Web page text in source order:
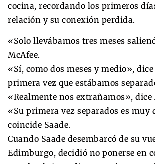
cocina, recordando los primeros
relación y su conexión perdida.
«Solo llevábamos tres meses
McAfee.
«Sí, como dos meses y medio»,
primera vez que estábamos
«Realmente nos extrañamos», dice
«Su primera vez separados es
coincide Saade.
Cuando Saade desembarcó de su
Edimburgo, decidió no ponerse en